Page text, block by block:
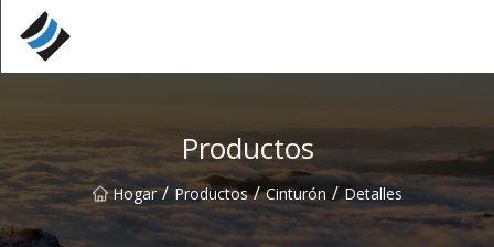
Productos
Hogar / Productos / Cinturón / Detalles